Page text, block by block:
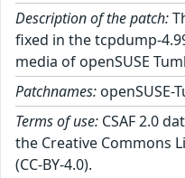
Description of the patch:
fixed in the tcpdump-
media of openSUSE
Patchnames: openSUSE-
Terms of use: CSAF 2.0
the Creative Commons
(CC-BY-4.0).